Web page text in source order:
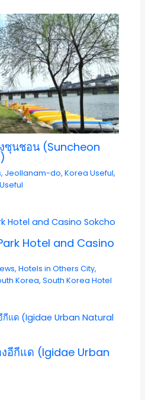
งซุนชอน (Suncheon
, Jeollanam-do,Korea Useful,
Useful
Hotel and Casino
,Hotels in Others City,
Korea,South Korea Hotel
อีกีแด (Igidae Urban